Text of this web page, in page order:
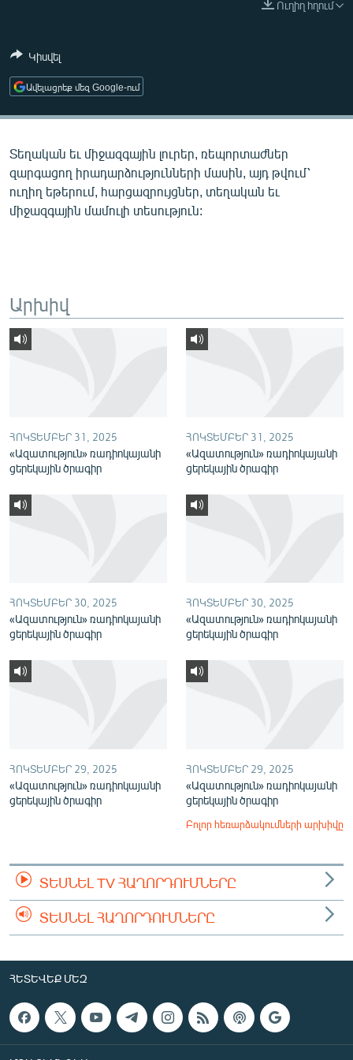
ՄԵԿՆԱԲԱՆՈՒԹՅՈՒՆ
ԿՈՐՈՆԱՎԻՐՈՒՍ
ԱՐԽԻՎ
ՏԵՍԱՆՅՈՒԹԵՐ
ՓՈԴՔԱՍԹ
Հայերեն
ՀԵՏԵՎԵՔ ՄԵԶ
Ուղիղ հղում
Կիսվել
Ավելացրեք մեզ Google-ում
Տեղական եւ միջազգային լուրեր, ռեպորտաժներ
զարգացող իրադարձությունների մասին, այդ թվում՝
ուղիղ եթերում, հարցազրույցներ, տեղական եւ
միջազգային մամուլի տեսություն:
Արխիվ
ՀՈԿՏԵՄԲԵՐ 31, 2025
«Ազատություն» ռադիոկայանի
ցերեկային ծրագիր
ՀՈԿՏԵՄԲԵՐ 31, 2025
«Ազատություն» ռադիոկայանի
ցերեկային ծրագիր
ՀՈԿՏԵՄԲԵՐ 30, 2025
«Ազատություն» ռադիոկայանի
ցերեկային ծրագիր
ՀՈԿՏԵՄԲԵՐ 30, 2025
«Ազատություն» ռադիոկայանի
ցերեկային ծրագիր
ՀՈԿՏԵՄԲԵՐ 29, 2025
«Ազատություն» ռադիոկայանի
ցերեկային ծրագիր
ՀՈԿՏԵՄԲԵՐ 29, 2025
«Ազատություն» ռադիոկայանի
ցերեկային ծրագիր
Բոլոր հեռարձակումների արխիվը
ՏԵՍՆԵԼ TV ՀԱՂՈՐԴՈՒՄՆԵՐԸ
ՏԵՍՆԵԼ ՀԱՂՈՐԴՈՒՄՆԵՐԸ
ՀԵՏԵՎԵՔ ՄԵԶ